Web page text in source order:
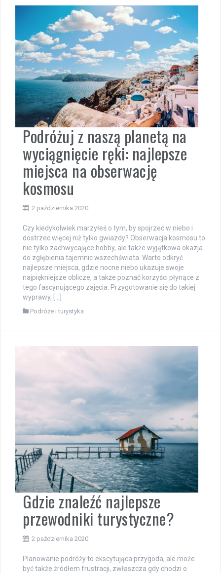
Podróżuj z naszą planetą na
wyciągnięcie ręki: najlepsze
miejsca na obserwację
kosmosu
2 października 2020
Czy kiedykolwiek marzyłeś o tym, by spojrzeć w niebo i
dostrzec więcej niż tylko gwiazdy? Obserwacja kosmosu to
nie tylko zachwycające hobby, ale także wyjątkowa okazja
do zgłębienia tajemnic wszechświata. Warto odkryć
najlepsze miejsca, gdzie nocne niebo ukazuje swoje
najpiękniejsze oblicze, a także poznać korzyści płynące z
tego fascynującego zajęcia. Przygotowanie się do takiej
wyprawy, […]
Podróże i turystyka
Gdzie znaleźć najlepsze
przewodniki turystyczne?
2 października 2020
Planowanie podróży to ekscytująca przygoda, ale może
być także źródłem frustracji, zwłaszcza gdy chodzi o